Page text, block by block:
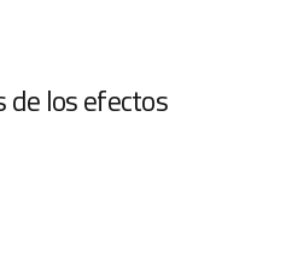
de los efectos